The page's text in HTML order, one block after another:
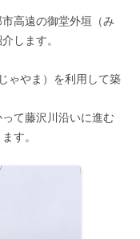
高遠の御堂外垣（み
します。
ゃやま）を利用して築
て藤沢川沿いに進む
す。